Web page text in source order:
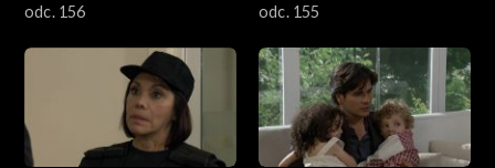
odc. 156
odc. 155